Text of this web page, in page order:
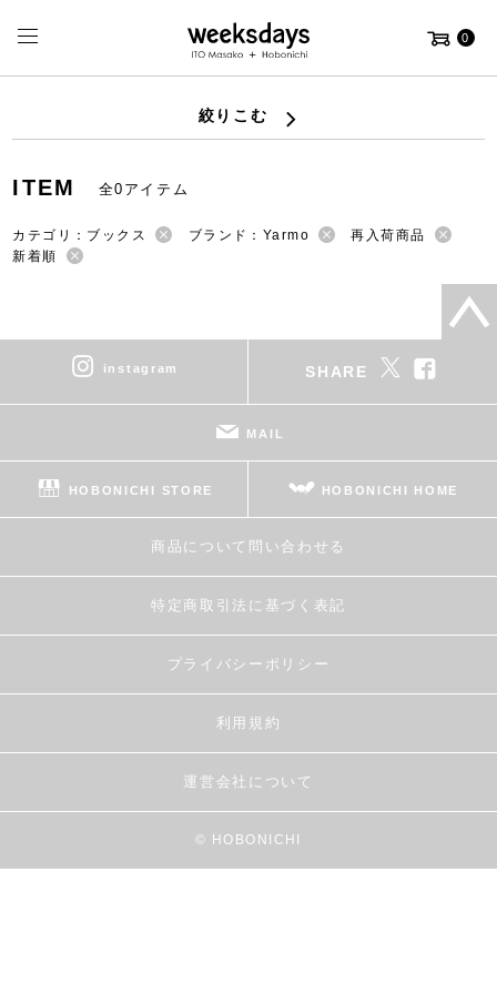
0
絞りこむ
ITEM 全0アイテム
カテゴリ：ブックス ブランド：Yarmo
再入荷商品
新着順
instagram SHARE
MAIL
HOBONICHI STORE HOBONICHI HOME
商品について問い合わせる
特定商取引法に基づく表記
プライバシーポリシー
利用規約
運営会社について
© HOBONICHI